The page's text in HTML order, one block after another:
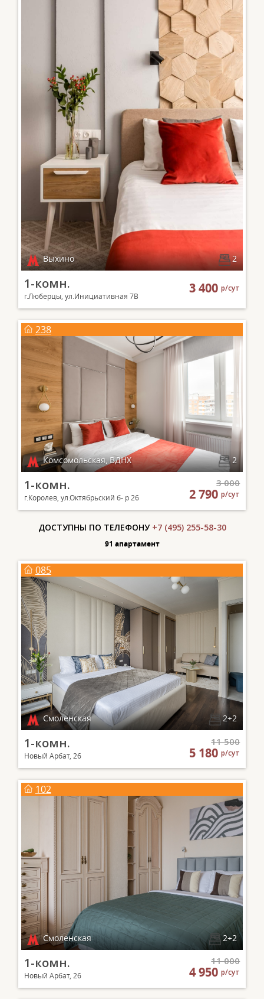
Выхино 2
1-комн.
г.Люберцы, ул.Инициативная 7В
3 400р/сут
238
Комсомольская, ВДНХ 2
1-комн.
г.Королев, ул.Октябрьский б- р 26
3 000
2 790р/сут
ДОСТУПНЫ ПО ТЕЛЕФОНУ +7 (495) 255-58-30
91 апартамент
085
Смоленская 2+2
1-комн.
Новый Арбат, 26
11 500
5 180р/сут
102
Смоленская 2+2
1-комн.
Новый Арбат, 26
11 000
4 950р/сут